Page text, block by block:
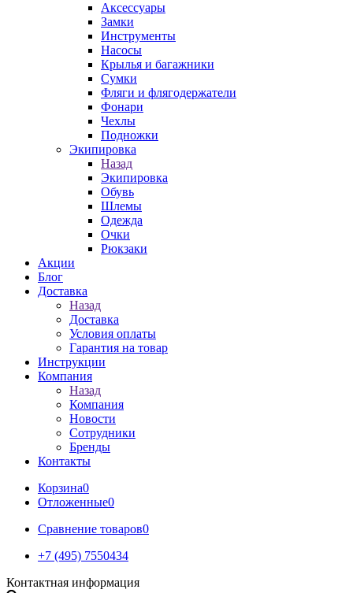
Аксессуары
Замки
Инструменты
Насосы
Крылья и багажники
Сумки
Фляги и флягодержатели
Фонари
Чехлы
Подножки
Экипировка
Назад
Экипировка
Обувь
Шлемы
Одежда
Очки
Рюкзаки
Акции
Блог
Доставка
Назад
Доставка
Условия оплаты
Гарантия на товар
Инструкции
Компания
Назад
Компания
Новости
Сотрудники
Бренды
Контакты
Корзина0
Отложенные0
Сравнение товаров0
+7 (495) 7550434
Контактная информация